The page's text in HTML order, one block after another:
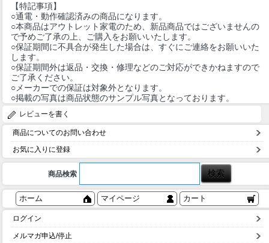
【特記事項】
○通電・動作確認済みの商品になります。
○本商品はアウトレット家電のため、新品商品ではございませんの
で予めご了承の上、ご購入をお願いいたします。
○保証期間に不具合が発生した場合は、すぐにご連絡をお願いいた
します。
○保証期間外は返品・交換・修理などのご対応ができかねますので
ご了承ください。
○メーカーでの保証は対象外となります。
○掲載の写真は商品状態のサンプル写真となっております。
レビューを書く
商品についてのお問い合わせ
お気に入りに登録
商品検索
ホーム マイページ カート
ログイン
メルマガ申込/停止